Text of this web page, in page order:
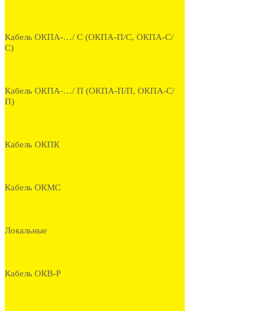
Кабель ОКПА-…/ С (ОКПА-П/С, ОКПА-С/
С)
Кабель ОКПА-…/ П (ОКПА-П/П, ОКПА-С/
П)
Кабель ОКПК
Кабель ОКМС
Локальные
Кабель ОКВ-Р